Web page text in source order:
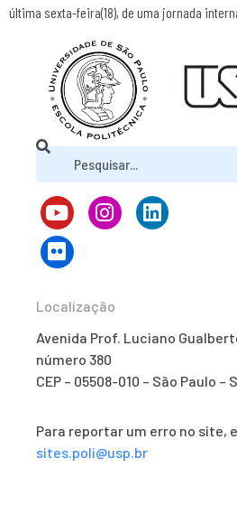
última sexta-feira(18), de uma jornada
Localização
Avenida Prof. Luciano
número 380
CEP – 05508-010 – São Paulo –
Para reportar um erro no site,
sites.poli@usp.br